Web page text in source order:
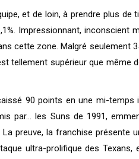
et de loin, à prendre plus de
Impressionnant, inconscient
cette zone. Malgré seulement
tellement supérieur que même
90 points en une mi-temps
par… les Suns de 1991,
preuve, la franchise présente
ultra-prolifique des